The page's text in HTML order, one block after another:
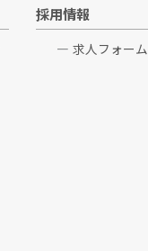
採用情報
求人フォーム